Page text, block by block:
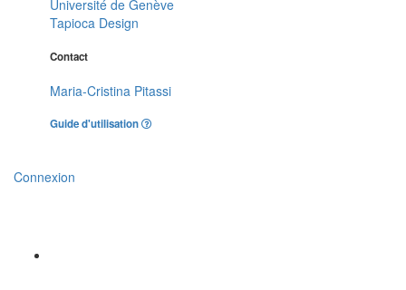
Université de Genève
Tapioca Design
Contact
Maria-Cristina Pitassi
Guide d'utilisation
Connexion